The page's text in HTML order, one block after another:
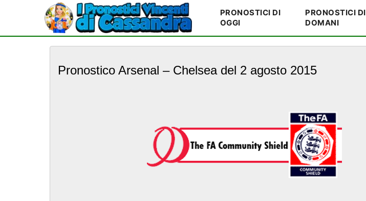
PRONOSTICI DI
OGGI
PRONOSTICI DI
DOMANI
Pronostico Arsenal – Chelsea del 2 agosto 2015